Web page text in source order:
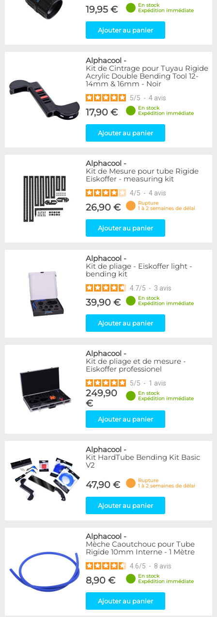
19,95 €
En stock
Expédition immédiate
Ajouter au panier
Alphacool -
Kit de Cintrage pour Tuyau Rigide
Acrylic Double Bending Tool 12-
14mm & 16mm - Noir
5/5 - 4 avis
17,90 €
En stock
Expédition immédiate
Ajouter au panier
Alphacool -
Kit de Mesure pour tube Rigide
Eiskoffer - measuring kit
4/5 - 4 avis
26,90 €
Rupture
1 à 2 semaines de délai
Ajouter au panier
Alphacool -
Kit de pliage - Eiskoffer light -
bending kit
4.7/5 - 3 avis
39,90 €
En stock
Expédition immédiate
Ajouter au panier
Alphacool -
Kit de pliage et de mesure -
Eiskoffer professionel
5/5 - 1 avis
249,90
€
En stock
Expédition immédiate
Ajouter au panier
Alphacool -
Kit HardTube Bending Kit Basic
V2
47,90 €
Rupture
1 à 2 semaines de délai
Ajouter au panier
Alphacool -
Mèche Caoutchouc pour Tube
Rigide 10mm Interne - 1 Mètre
4.6/5 - 8 avis
8,90 €
En stock
Expédition immédiate
Ajouter au panier